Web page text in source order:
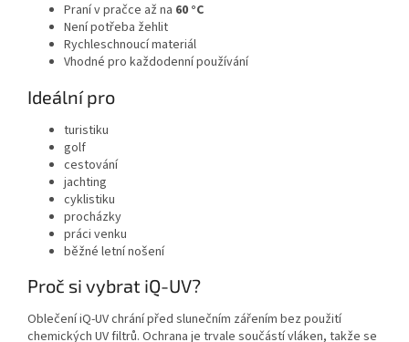
Praní v pračce až na 60 °C
Není potřeba žehlit
Rychleschnoucí materiál
Vhodné pro každodenní používání
Ideální pro
turistiku
golf
cestování
jachting
cyklistiku
procházky
práci venku
běžné letní nošení
Proč si vybrat iQ-UV?
Oblečení iQ-UV chrání před slunečním zářením bez použití
chemických UV filtrů. Ochrana je trvale součástí vláken, takže se